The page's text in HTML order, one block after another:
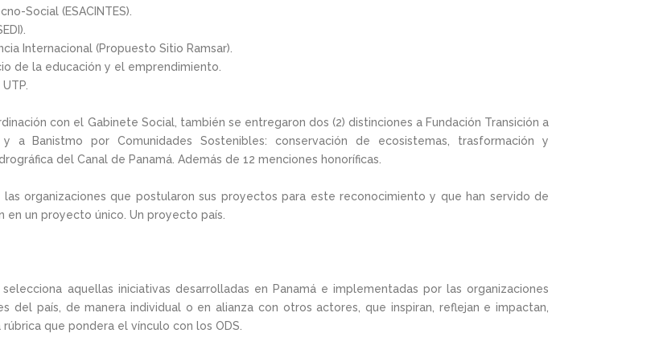
Social (ESACINTES).
Internacional (Propuesto Sitio Ramsar).
de la educación y el emprendimiento.
con el Gabinete Social, también se entregaron dos (2) distinciones a Fundación Transición a
Banistmo por Comunidades Sostenibles: conservación de ecosistemas, trasformación y
del Canal de Panamá. Además de 12 menciones honoríficas.
organizaciones que postularon sus proyectos para este reconocimiento y que han servido de
en un proyecto único. Un proyecto país.
aquellas iniciativas desarrolladas en Panamá e implementadas por las organizaciones
del país, de manera individual o en alianza con otros actores, que inspiran, reflejan e impactan,
que pondera el vínculo con los ODS.